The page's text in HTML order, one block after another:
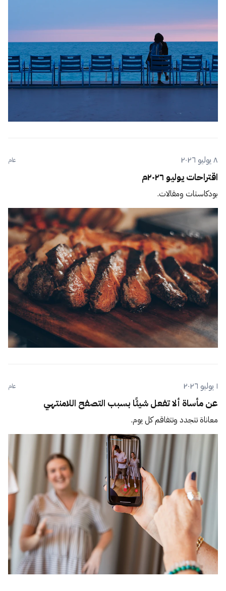
٨ يوليو ٢٠٢٦ عام
اقتراحات يوليو ٢٠٢٦م
بودكاستات ومقالات.
١ يوليو ٢٠٢٦ عام
عن مأساة ألا تفعل شيئًا بسبب التصفح اللامنتهي
معاناة تتجدد وتتفاقم كل يوم.